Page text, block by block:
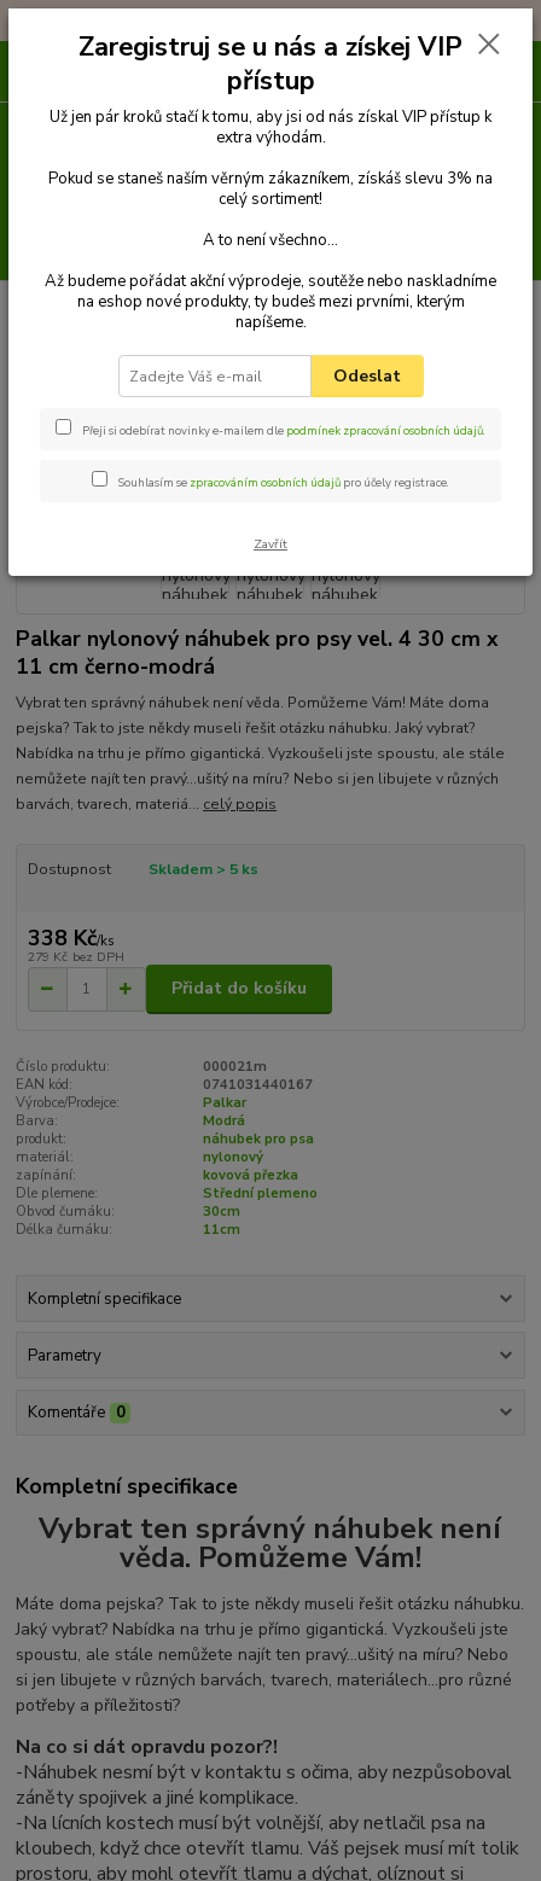
Venčení Náhubky Popruhové náhubky
Náhubek klasický
Palkar nylonový náhubek pro psy vel. 4 30 cm x 11 cm černo-modrá
Palkar nylonový náhubek pro psy
vel. 4 30 cm x 11 cm černo-modrá
Palkar nylonový náhubek pro psy vel. 4 30 cm x
11 cm černo-modrá
Vybrat ten správný náhubek není věda. Pomůžeme Vám! Máte doma
pejska? Tak to jste někdy museli řešit otázku náhubku. Jaký vybrat?
Nabídka na trhu je přímo gigantická. Vyzkoušeli jste spoustu, ale stále
nemůžete najít ten pravý...ušitý na míru? Nebo si jen libujete v různých
barvách, tvarech, materiá... celý popis
Dostupnost Skladem > 5 ks
338 Kč/ks
279 Kč bez DPH
Přidat do košíku
Číslo produktu:
000021m
EAN kód:
0741031440167
Výrobce/Prodejce:
Palkar
Barva:
Modrá
produkt:
náhubek pro psa
materiál:
nylonový
zapínání:
kovová přezka
Dle plemene:
Střední plemeno
Obvod čumáku:
30cm
Délka čumáku:
11cm
Kompletní specifikace
Parametry
Komentáře 0
Kompletní specifikace
Vybrat ten správný náhubek není
věda. Pomůžeme Vám!
Máte doma pejska? Tak to jste někdy museli řešit otázku náhubku.
Jaký vybrat? Nabídka na trhu je přímo gigantická. Vyzkoušeli jste
spoustu, ale stále nemůžete najít ten pravý...ušitý na míru? Nebo
si jen libujete v různých barvách, tvarech, materiálech...pro různé
potřeby a příležitosti?
Na co si dát opravdu pozor?!
-Náhubek nesmí být v kontaktu s očima, aby nezpůsoboval
záněty spojivek a jiné komplikace.
-Na lícních kostech musí být volnější, aby netlačil psa na
kloubech, když chce otevřít tlamu. Váš pejsek musí mít tolik
prostoru, aby mohl otevřít tlamu a dýchat, olíznout si
Zaregistruj se u nás a získej VIP
přístup
Už jen pár kroků stačí k tomu, aby jsi od nás získal VIP přístup k
extra výhodám.
Pokud se staneš naším věrným zákazníkem, získáš slevu 3% na
celý sortiment!
A to není všechno...
Až budeme pořádat akční výprodeje, soutěže nebo naskladníme
na eshop nové produkty, ty budeš mezi prvními, kterým
napíšeme.
Odeslat
Přeji si odebírat novinky e-mailem dle podmínek zpracování osobních údajů.
Souhlasím se zpracováním osobních údajů pro účely registrace.
Zavřít